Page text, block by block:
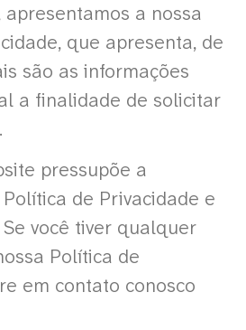
a nossa
que apresenta, de
são as informações
a finalidade de solicitar
pressupõe a
de Privacidade e
você tiver qualquer
Política de
em contato conosco